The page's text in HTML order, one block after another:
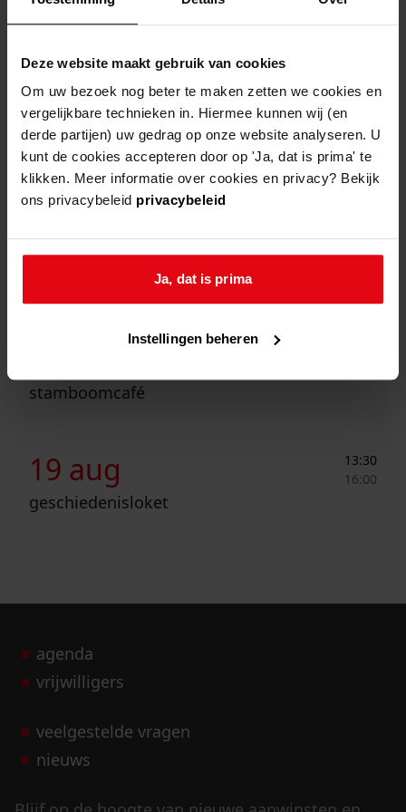
Deze website maakt gebruik van cookies
Om uw bezoek nog beter te maken zetten we cookies en
vergelijkbare technieken in. Hiermee kunnen wij (en
derde partijen) uw gedrag op onze website analyseren. U
kunt de cookies accepteren door op 'Ja, dat is prima' te
klikken. Meer informatie over cookies en privacy? Bekijk
ons privacybeleid privacybeleid
Ja, dat is prima
Instellingen beheren
binnenkort
18 mei -30 sep
10:00
16:00
huizenonderzoek in westfriesland
Huizenonderzoek in Westfriesland
14 aug
09:30
12:30
inloopochtend vrijwilligers
stamboomcafé
Stamboomcafé
19 aug
13:30
16:00
geschiedenisloket
agenda
vrijwilligers
veelgestelde vragen
nieuws